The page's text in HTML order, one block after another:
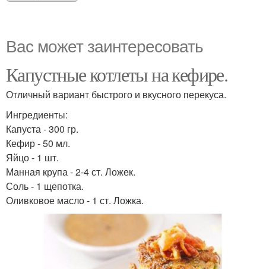
Вас может заинтересовать
Капустные котлеты на кефире.
Отличный вариант быстрого и вкусного перекуса.
Ингредиенты:
Капуста - 300 гр.
Кефир - 50 мл.
Яйцо - 1 шт.
Манная крупа - 2-4 ст. Ложек.
Соль - 1 щепотка.
Оливковое масло - 1 ст. Ложка.